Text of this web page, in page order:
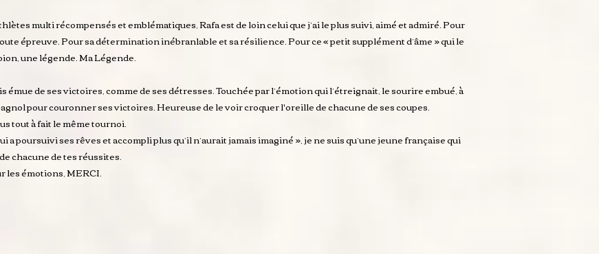
multi récompensés et emblématiques, Rafa est de loin celui que j’ai le plus suivi, aimé et admiré. Pour
épreuve. Pour sa détermination inébranlable et sa résilience. Pour ce « petit supplément d’âme » qui le
une légende. Ma Légende.
émue de ses victoires, comme de ses détresses. Touchée par l’émotion qui l’étreignait, le sourire embué, à
pour couronner ses victoires. Heureuse de le voir croquer l'oreille de chacune de ses coupes.
tout à fait le même tournoi.
a poursuivi ses rêves et accompli plus qu’il n’aurait jamais imaginé », je ne suis qu’une jeune française qui
chacune de tes réussites.
les émotions, MERCI.